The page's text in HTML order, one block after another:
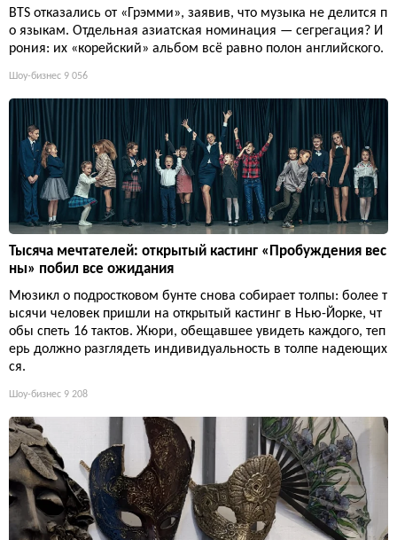
BTS отказались от «Грэмми», заявив, что музыка не делится п
о языкам. Отдельная азиатская номинация — сегрегация? И
рония: их «корейский» альбом всё равно полон английского.
Шоу-бизнес 9 056
Тысяча мечтателей: открытый кастинг «Пробуждения вес
ны» побил все ожидания
Мюзикл о подростковом бунте снова собирает толпы: более т
ысячи человек пришли на открытый кастинг в Нью-Йорке, чт
обы спеть 16 тактов. Жюри, обещавшее увидеть каждого, теп
ерь должно разглядеть индивидуальность в толпе надеющих
ся.
Шоу-бизнес 9 208